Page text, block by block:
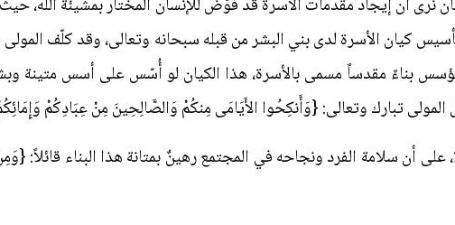
نرى أن إيجاد مقدمات الأسرة قد فُوّض للإنسان المختار بمشيئة الله،
كيان الأسرة لدى بني البشر من قبله سبحانه وتعالى، وقد كلّف المولى -
يؤسس بناءً مقدساً مسمى بالأسرة، هذا الكيان لو أُسّس على أسس
تبارك وتعالى: {وَأَنكِحُوا الأَيَامَى مِنكُمْ وَالصَّالِحِينَ مِنْ عِبَادِكُمْ
أن سلامة الفرد ونجاحه في المجتمع رهينٌ بمتانة هذا البناء قائلاً: